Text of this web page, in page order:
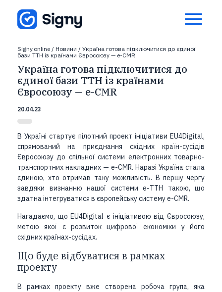
Signy.online / Новини / Україна готова підключитися до єдиної
бази ТТН із країнами Євросоюзу — е-CMR
Україна готова підключитися до
єдиної бази ТТН із країнами
Євросоюзу — е-CMR
20.04.23
В Україні стартує пілотний проект ініціативи EU4Digital,
спрямований на приєднання східних країн-сусідів
Євросоюзу до спільної системи електронних товарно-
транспортних накладних — е-CMR. Наразі Україна стала
єдиною, хто отримав таку можливість. В першу чергу
завдяки визнанню нашої системи е-ТТН такою, що
здатна інтегруватися в європейську систему e-CMR.
Нагадаємо, що EU4Digital є ініціативою від Євросоюзу,
метою якої є розвиток цифрової економіки у його
східних країнах-сусідах.
Що буде відбуватися в рамках
проекту
В рамках проекту вже створена робоча група, яка